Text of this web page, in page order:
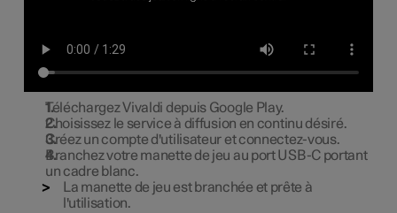
Téléchargez Vivaldi depuis Google Play.
Choisissez le service à diffusion en continu désiré.
Créez un compte d'utilisateur et connectez-vous.
Branchez votre manette de jeu au port USB-C portant
un cadre blanc.
La manette de jeu est branchée et prête à
l'utilisation.